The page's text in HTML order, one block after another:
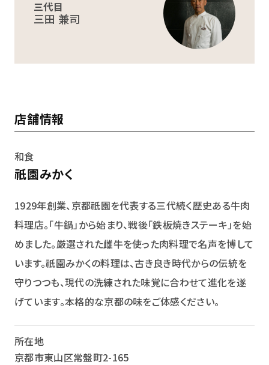
三代目
三田 兼司
店舗情報
和食
祇園みかく
1929年創業、京都祇園を代表する三代続く歴史ある牛肉
料理店。「牛鍋」から始まり、戦後「鉄板焼きステーキ」を始
めました。厳選された雌牛を使った肉料理で名声を博して
います。祇園みかくの料理は、古き良き時代からの伝統を
守りつつも、現代の洗練された味覚に合わせて進化を遂
げています。本格的な京都の味をご体感ください。
所在地
京都市東山区常盤町2-165